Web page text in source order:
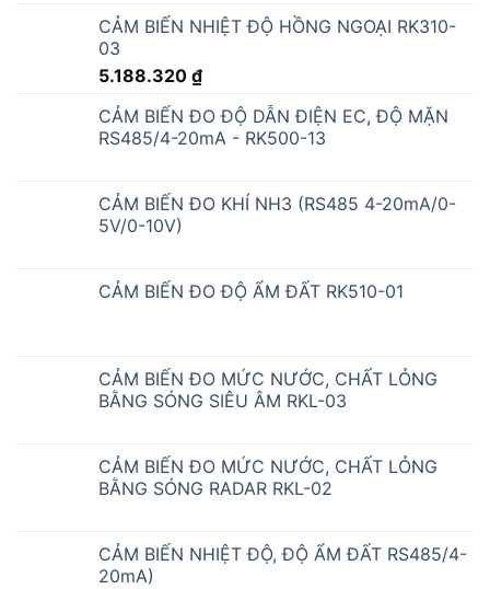
CẢM BIẾN NHIỆT ĐỘ HỒNG NGOẠI RK310-
03
5.188.320 ₫
CẢM BIẾN ĐO ĐỘ DẪN ĐIỆN EC, ĐỘ MẶN
RS485/4-20mA - RK500-13
CẢM BIẾN ĐO KHÍ NH3 (RS485 4-20mA/0-
5V/0-10V)
CẢM BIẾN ĐO ĐỘ ẨM ĐẤT RK510-01
CẢM BIẾN ĐO MỨC NƯỚC, CHẤT LỎNG
BẰNG SÓNG SIÊU ÂM RKL-03
CẢM BIẾN ĐO MỨC NƯỚC, CHẤT LỎNG
BẰNG SÓNG RADAR RKL-02
CẢM BIẾN NHIỆT ĐỘ, ĐỘ ẨM ĐẤT RS485/4-
20mA)